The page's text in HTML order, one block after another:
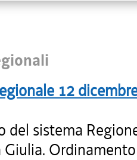
12
del sistema
Giulia.